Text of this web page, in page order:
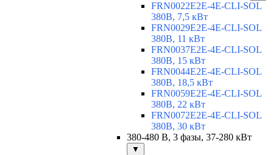
FRN0022E2E-4E-CLI-SOL
380В, 7,5 кВт
FRN0029E2E-4E-CLI-SOL
380В, 11 кВт
FRN0037E2E-4E-CLI-SOL
380В, 15 кВт
FRN0044E2E-4E-CLI-SOL
380В, 18,5 кВт
FRN0059E2E-4E-CLI-SOL
380В, 22 кВт
FRN0072E2E-4E-CLI-SOL
380В, 30 кВт
380-480 В, 3 фазы, 37-280 кВт
▼